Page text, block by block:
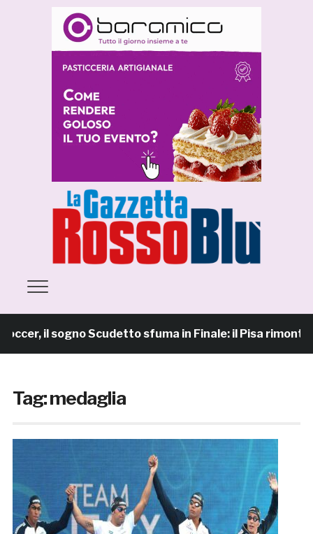
il sogno Scudetto sfuma in Finale: il Pisa rimonta e
Tag:medaglia